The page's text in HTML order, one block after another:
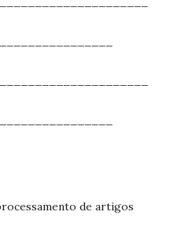
de artigos